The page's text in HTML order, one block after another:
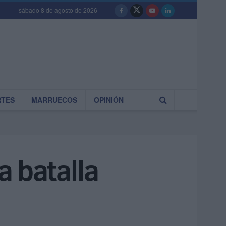
sábado 8 de agosto de 2026
MARRUECOS OPINIÓN
batalla